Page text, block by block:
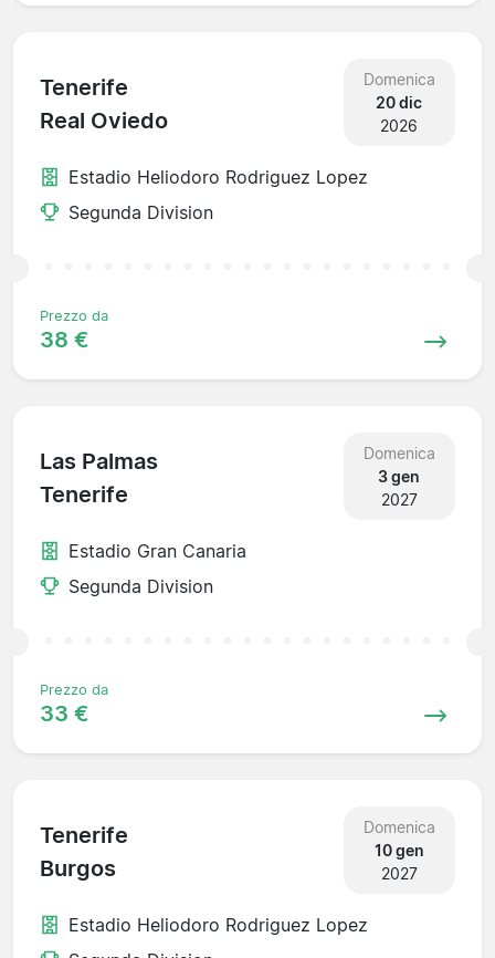
Tenerife
Real Oviedo
Domenica
20 dic
2026
Estadio Heliodoro Rodriguez Lopez
Segunda Division
Prezzo da
38 €
Las Palmas
Tenerife
Domenica
3 gen
2027
Estadio Gran Canaria
Segunda Division
Prezzo da
33 €
Tenerife
Burgos
Domenica
10 gen
2027
Estadio Heliodoro Rodriguez Lopez